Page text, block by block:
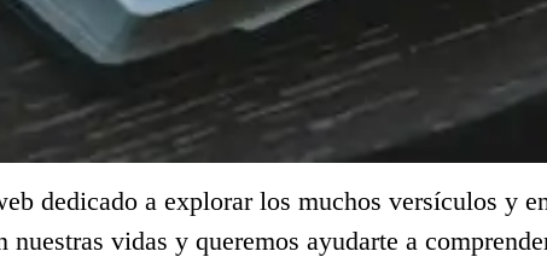
dedicado a explorar los muchos versículos y
nuestras vidas y queremos ayudarte a